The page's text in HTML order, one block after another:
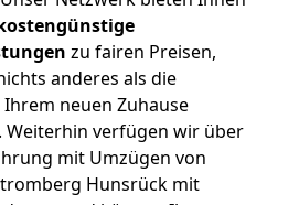
zu fairen Preisen,
anderes als die
neuen Zuhause
Weiterhin verfügen wir über
mit Umzügen von
Hunsrück mit